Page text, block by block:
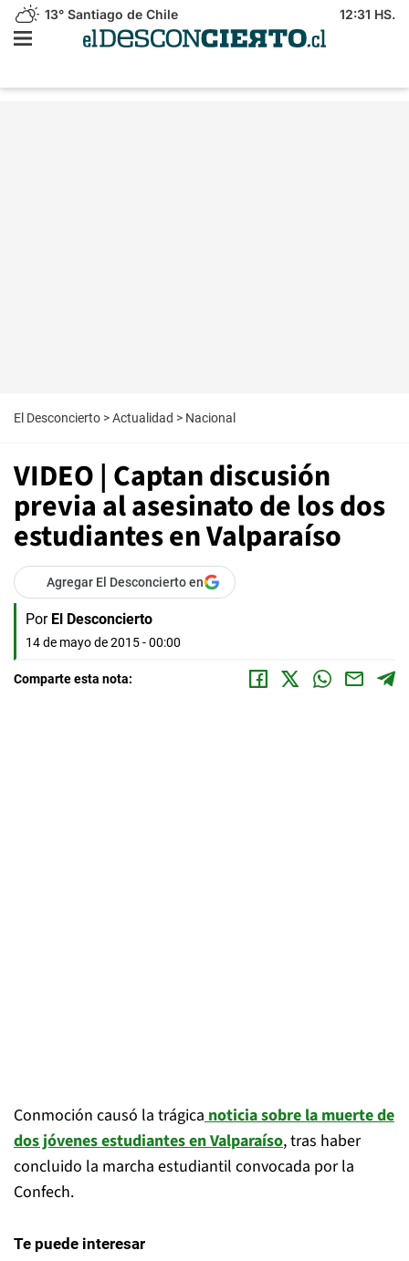
13° Santiago de Chile 12:31 HS.
El Desconcierto >Actualidad > Nacional
VIDEO | Captan discusión
previa al asesinato de los dos
estudiantes en Valparaíso
Agregar El Desconcierto en
Por El Desconcierto
14 de mayo de 2015 - 00:00
Comparte esta nota:
Conmoción causó la trágicanoticia sobre la muerte de
dos jóvenes estudiantes en Valparaíso, tras haber
concluido la marcha estudiantil convocada por la
Confech.
Te puede interesar